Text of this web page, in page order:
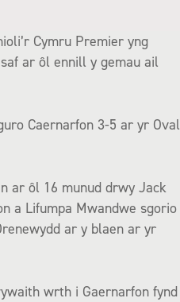
Cymru Premier yng
ar ôl ennill y gemau ail
Caernarfon 3-5 ar yr Oval
ar ôl 16 munud drwy Jack
a Lifumpa Mwandwe sgorio
ar y blaen ar yr
wrth i Gaernarfon fynd